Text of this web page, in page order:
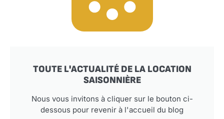
TOUTE L'ACTUALITÉ DE LA LOCATION
SAISONNIÈRE
Nous vous invitons à cliquer sur le bouton ci-
dessous pour revenir à l'accueil du blog